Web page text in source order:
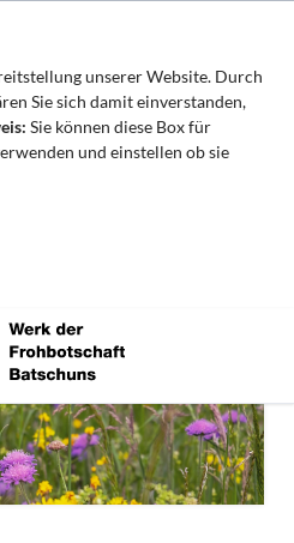
unserer Website. Durch
Sie sich damit einverstanden,
Sie können diese Box für
und einstellen ob sie